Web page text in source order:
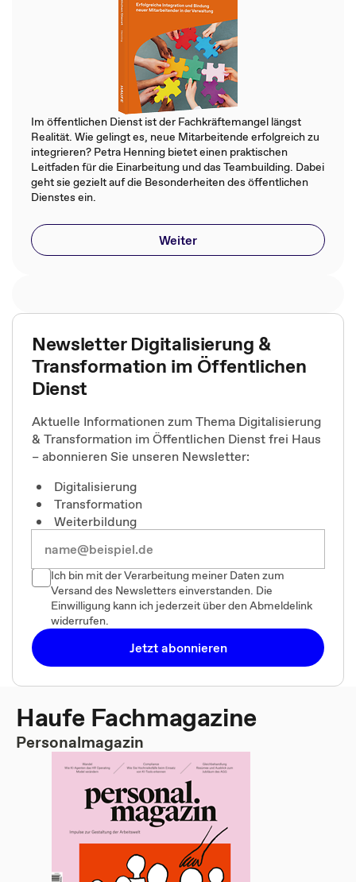
Im öffentlichen Dienst ist der Fachkräftemangel längst
Realität. Wie gelingt es, neue Mitarbeitende erfolgreich zu
integrieren? Petra Henning bietet einen praktischen
Leitfaden für die Einarbeitung und das Teambuilding. Dabei
geht sie gezielt auf die Besonderheiten des öffentlichen
Dienstes ein.
Weiter
Newsletter Digitalisierung &
Transformation im Öffentlichen
Dienst
Aktuelle Informationen zum Thema Digitalisierung
& Transformation im Öffentlichen Dienst frei Haus
– abonnieren Sie unseren Newsletter:
Digitalisierung
Transformation
Weiterbildung
Ich bin mit der Verarbeitung meiner Daten zum
Versand des Newsletters einverstanden. Die
Einwilligung kann ich jederzeit über den Abmeldelink
widerrufen.
Jetzt abonnieren
Haufe Fachmagazine
Personalmagazin